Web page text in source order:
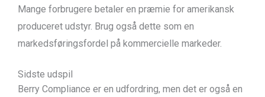
Mange forbrugere betaler en præmie for amerikansk
produceret udstyr. Brug også dette som en
markedsføringsfordel på kommercielle markeder.
Sidste udspil
Berry Compliance er en udfordring, men det er også en